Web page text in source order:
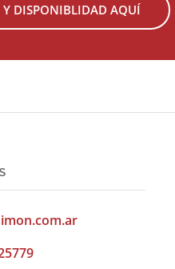
Y DISPONIBLIDAD AQUÍ